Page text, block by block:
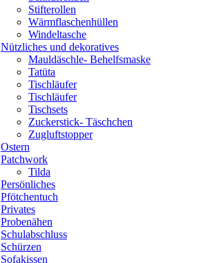
Stifterollen
Wärmflaschenhüllen
Windeltasche
Nützliches und dekoratives
Mauldäschle- Behelfsmaske
Tatüta
Tischläufer
Tischläufer
Tischsets
Zuckerstick- Täschchen
Zugluftstopper
Ostern
Patchwork
Tilda
Persönliches
Pfötchentuch
Privates
Probenähen
Schulabschluss
Schürzen
Sofakissen